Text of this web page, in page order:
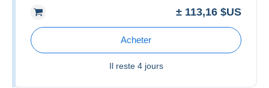
± 113,16 $US
Acheter
Il reste 4 jours